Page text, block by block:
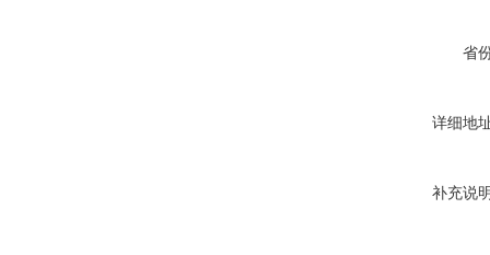
省
详细地
补充说